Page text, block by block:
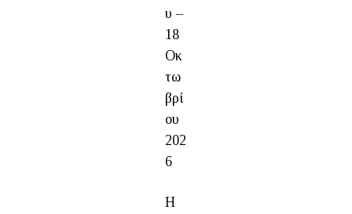
υ –
18
Οκ
τω
βρί
ου
202
6
Η